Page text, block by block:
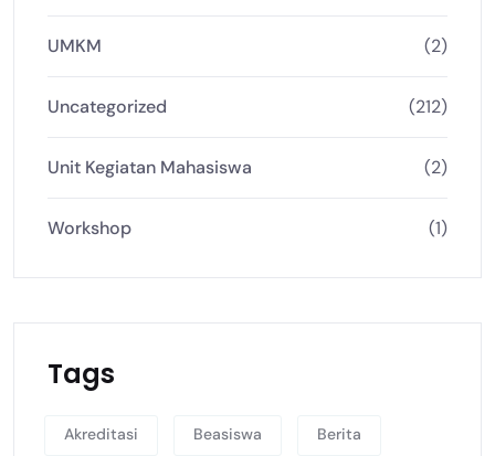
UMKM (2)
Uncategorized (212)
Unit Kegiatan Mahasiswa (2)
Workshop (1)
Tags
Akreditasi Beasiswa Berita